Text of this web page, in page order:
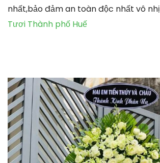
nhất,bảo đảm an toàn độc nhất vô nhị
Tươi Thành phố Huế